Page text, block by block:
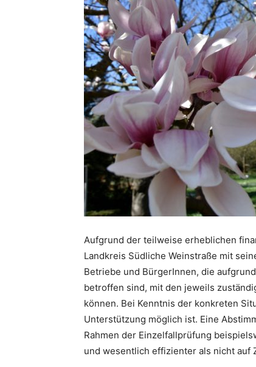
Aufgrund der teilweise erheblichen
Landkreis Südliche Weinstraße mit
Betriebe und BürgerInnen, die
betroffen sind, mit den jeweils
können. Bei Kenntnis der konkreten
Unterstützung möglich ist. Eine
Rahmen der Einzelfallprüfung
und wesentlich effizienter als nicht auf